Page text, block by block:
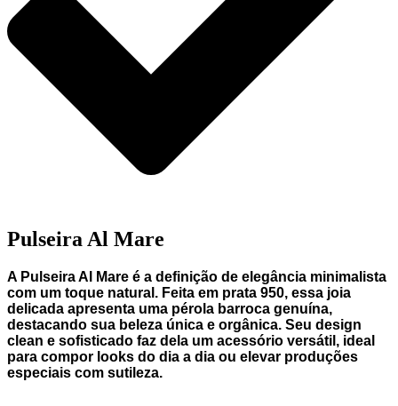
Pulseira Al Mare
A Pulseira Al Mare é a definição de elegância minimalista
com um toque natural. Feita em prata 950, essa joia
delicada apresenta uma pérola barroca genuína,
destacando sua beleza única e orgânica. Seu design
clean e sofisticado faz dela um acessório versátil, ideal
para compor looks do dia a dia ou elevar produções
especiais com sutileza.